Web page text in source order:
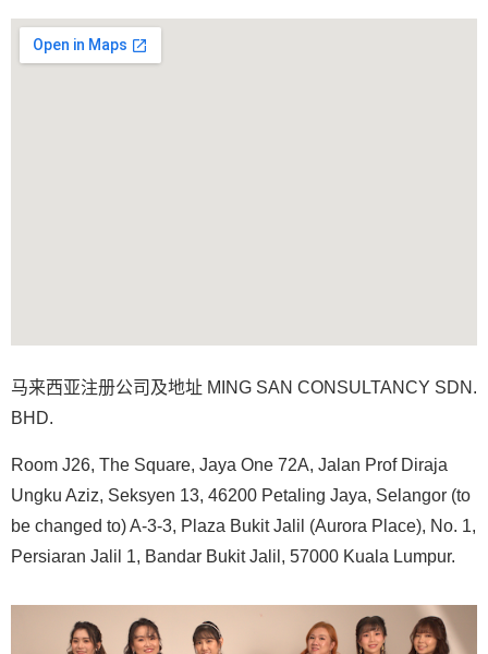
马来西亚注册公司及地址 MING SAN CONSULTANCY SDN.
BHD.
Room J26, The Square, Jaya One 72A, Jalan Prof Diraja
Ungku Aziz, Seksyen 13, 46200 Petaling Jaya, Selangor (to
be changed to) A-3-3, Plaza Bukit Jalil (Aurora Place), No. 1,
Persiaran Jalil 1, Bandar Bukit Jalil, 57000 Kuala Lumpur.